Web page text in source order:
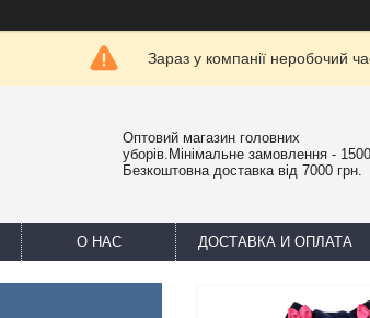
Зараз у компанії неробочий
Оптовий магазин головних
уборів.Мінімальне замовлення -
Безкоштовна доставка від 7000 грн.
О НАС ДОСТАВКА И ОПЛАТА